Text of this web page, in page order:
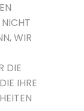
WIR
DIE
IHRE